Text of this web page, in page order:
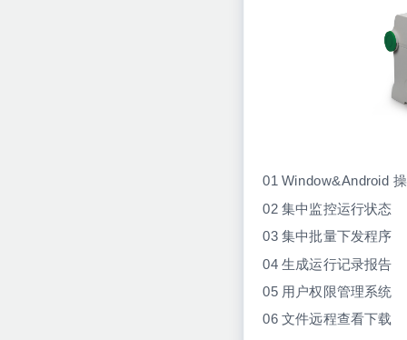
01 Window&Android
02 集中监控运行状态
03 集中批量下发程序
04 生成运行记录报告
05 用户权限管理系统
06 文件远程查看下载